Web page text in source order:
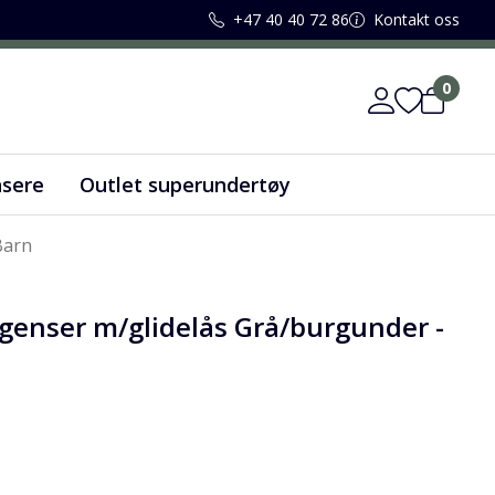
+47 40 40 72 86 Kontakt oss
0
Outlet superundertøy
m/glidelås Grå/burgunder -